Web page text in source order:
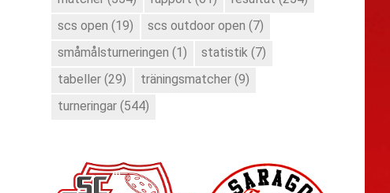
scs open (19) scs outdoor open (7)
småmålsturneringen (1) statistik (7)
tabeller (29) träningsmatcher (9)
turneringar (544)